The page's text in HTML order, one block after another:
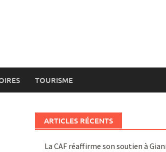
TOURISME
ARTICLES RÉCENTS
La CAF réaffirme son soutien à